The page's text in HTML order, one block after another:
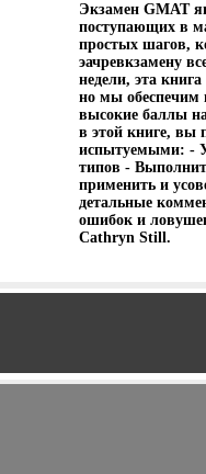
Экзамен GMAT
поступающих в
простых шагов,
эачревкзамену
недели, эта
но мы обеспечим
высокие баллы
в этой книге, вы
испытуемыми: -
типов -
применить и
детальные
ошибок и
Cathryn Still.